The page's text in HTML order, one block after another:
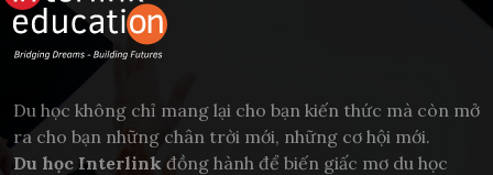
Du học không chỉ mang lại cho bạn kiến thức mà còn mở
ra cho bạn những chân trời mới, những cơ hội mới.
Du học Interlink đồng hành để biến giấc mơ du học